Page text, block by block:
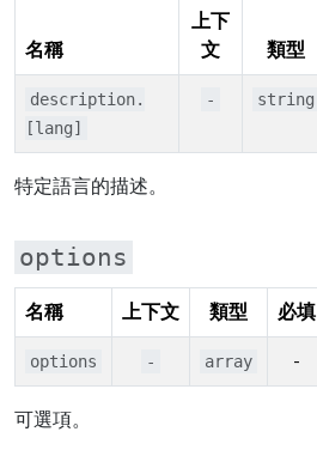
名稱
上下
文
類型
description.
[lang]
- string
特定語言的描述。
options
名稱 上下文 類型 必填
options - array -
可選項。